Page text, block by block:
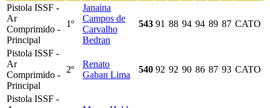
Pistola ISSF -
Ar
Comprimido -
Principal
1º
Janaina
Campos de
Carvalho
Bedran
543 91 88 94 94 89 87 CATO
Pistola ISSF -
Ar
Comprimido -
Principal
2º
Renato
Gaban Lima
540 92 92 90 86 87 93 CATO
Pistola ISSF -